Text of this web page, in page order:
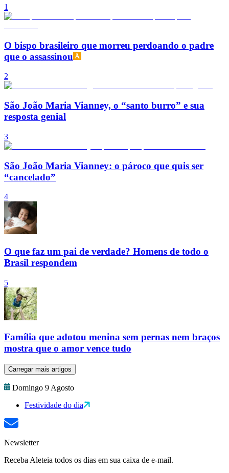
1
O bispo brasileiro que morreu perdoando o padre
que o assassinou
2
São João Maria Vianney, o “santo burro” e sua
resposta genial
3
São João Maria Vianney: o pároco que quis ser
“cancelado”
4
O que faz um pai de verdade? Homens de todo o
Brasil respondem
5
Família que adotou menina sem pernas nem braços
mostra que o amor vence tudo
Carregar mais artigos
Domingo 9 Agosto
Festividade do dia
Newsletter
Receba Aleteia todos os dias em sua caixa de e-mail.